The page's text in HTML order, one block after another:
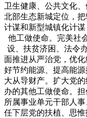
卫生健康、公共文化
北部生态新城定位，
计谋和新型城镇化计
他工做使命。完美社
设、扶贫济困、法令
面推进从严治党，优
好节约能源、提高能
大从导财产。扩大党
办的其他工做使命。
所属事业单元干部人
任下层党的扶植、思